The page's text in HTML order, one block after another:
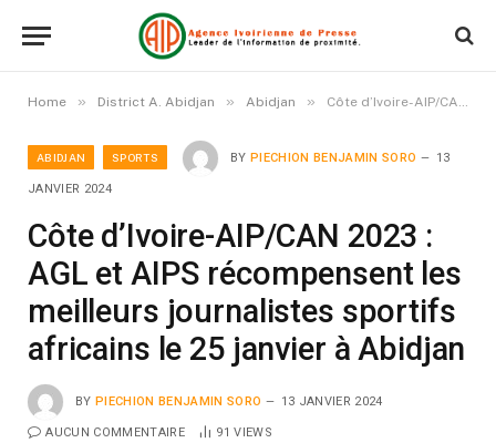
Home » District A. Abidjan » Abidjan » Côte d’Ivoire-AIP/CAN 2023 : AGL et AIPS récompensent les meilleurs journalistes sportifs africains le 25 janvier à Abidjan
ABIDJAN SPORTS BY PIECHION BENJAMIN SORO 13
JANVIER 2024
Côte d’Ivoire-AIP/CAN 2023 :
AGL et AIPS récompensent les
meilleurs journalistes sportifs
africains le 25 janvier à Abidjan
BY PIECHION BENJAMIN SORO 13 JANVIER 2024
AUCUN COMMENTAIRE 91VIEWS